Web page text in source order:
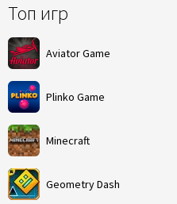
Топ игр
Aviator Game
Plinko Game
Minecraft
Geometry Dash